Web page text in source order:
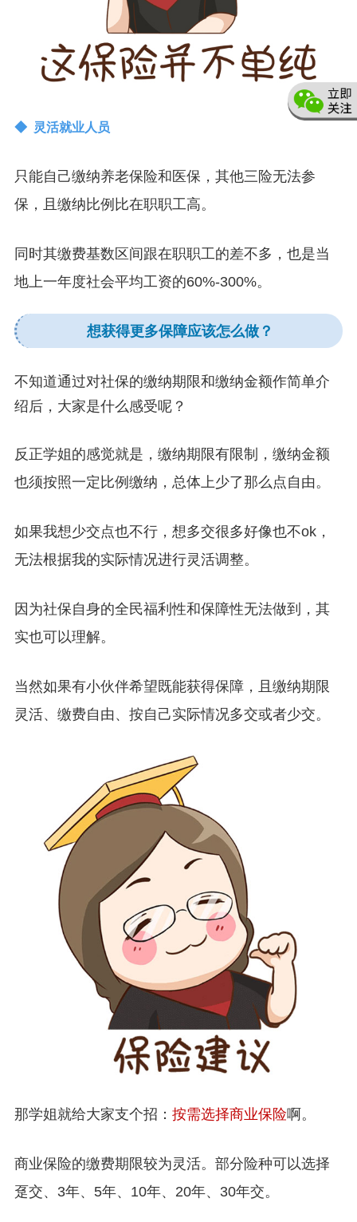
◆ 灵活就业人员
只能自己缴纳养老保险和医保，其他三险无法参
保，且缴纳比例比在职职工高。
同时其缴费基数区间跟在职职工的差不多，也是当
地上一年度社会平均工资的60%-300%。
想获得更多保障应该怎么做？
不知道通过对社保的缴纳期限和缴纳金额作简单介
绍后，大家是什么感受呢？
反正学姐的感觉就是，缴纳期限有限制，缴纳金额
也须按照一定比例缴纳，总体上少了那么点自由。
如果我想少交点也不行，想多交很多好像也不ok，
无法根据我的实际情况进行灵活调整。
因为社保自身的全民福利性和保障性无法做到，其
实也可以理解。
当然如果有小伙伴希望既能获得保障，且缴纳期限
灵活、缴费自由、按自己实际情况多交或者少交。
那学姐就给大家支个招： 按需选择商业保险啊。
商业保险的缴费期限较为灵活。部分险种可以选择
趸交、3年、5年、10年、20年、30年交。